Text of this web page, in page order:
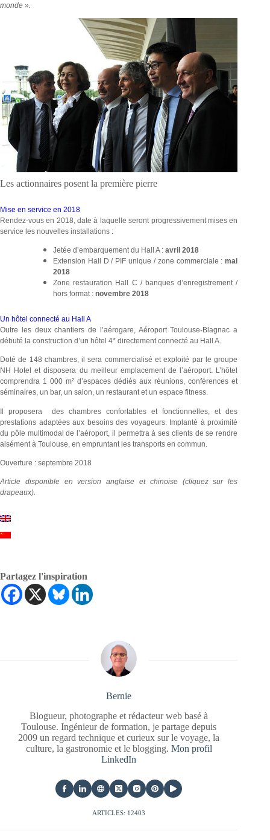
monde ».
Les actionnaires posent la première pierre
Mise en service en 2018
Rendez-vous en 2018, date à laquelle seront progressivement mises en
service les nouvelles installations :
Jetée d’embarquement du Hall A : avril 2018
Extension Hall D / PIF unique / zone commerciale :mai
2018
Zone restauration Hall C / banques d’enregistrement /
hors format : novembre 2018
Un hôtel connecté au Hall A
Outre les deux chantiers de l’aérogare, Aéroport Toulouse-Blagnac a
débuté la construction d’un hôtel 4* directement connecté au Hall A.
Doté de 148 chambres, il sera commercialisé et exploité par le groupe
NH Hotel et disposera du meilleur emplacement de l’aéroport. L’hôtel
comprendra 1 000 m² d’espaces dédiés aux réunions, conférences et
séminaires, un bar, un salon, un restaurant et un espace fitness.
Il proposera des chambres confortables et fonctionnelles, et des
prestations adaptées aux besoins des voyageurs. Implanté à proximité
du pôle multimodal de l’aéroport, il permettra à ses clients de se rendre
aisément à Toulouse, en empruntant les transports en commun.
Ouverture : septembre 2018
Article disponible en version anglaise et chinoise (cliquez sur les
drapeaux).
Partagez l'inspiration
Bernie
Blogueur, photographe et rédacteur web basé à
Toulouse. Ingénieur de formation, je partage depuis
2009 un regard technique et curieux sur le voyage, la
culture, la gastronomie et le blogging. Mon profil
LinkedIn
ARTICLES: 12403